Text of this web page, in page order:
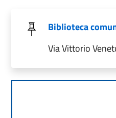
Biblioteca
Via Vittorio